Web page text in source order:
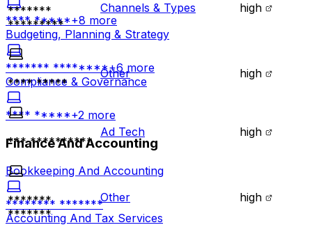
**** *****+8 more
Budgeting, Planning & Strategy
******* ********+6 more
Compliance & Governance
**** *****+2 more
Finance And Accounting
Bookkeeping And Accounting
******** *******
Accounting And Tax Services
*******
*********
Channels & Types high
**** *****
Other high
*** **********
Ad Tech high
*******
*******
Other high